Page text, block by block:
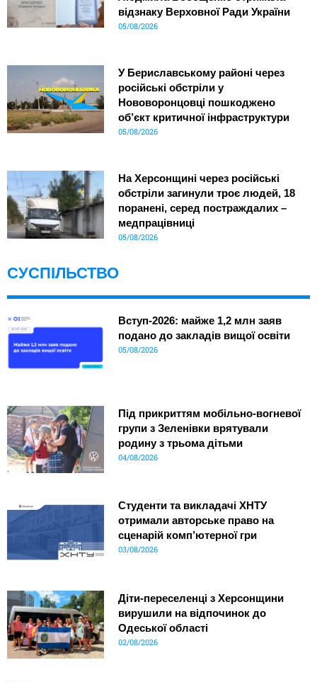
відзнаку Верховної Ради України
05/08/2026
У Бериславському районі через
російські обстріли у
Нововоронцовці пошкоджено
об’єкт критичної інфраструктури
05/08/2026
На Херсонщині через російські
обстріли загинули троє людей, 18
поранені, серед постраждалих –
медпрацівниці
05/08/2026
СУСПІЛЬСТВО
Вступ-2026: майже 1,2 млн заяв
подано до закладів вищої освіти
05/08/2026
Під прикриттям мобільно-вогневої
групи з Зеленівки врятували
родину з трьома дітьми
04/08/2026
Студенти та викладачі ХНТУ
отримали авторське право на
сценарій комп’ютерної гри
03/08/2026
Діти-переселенці з Херсонщини
вирушили на відпочинок до
Одеської області
02/08/2026